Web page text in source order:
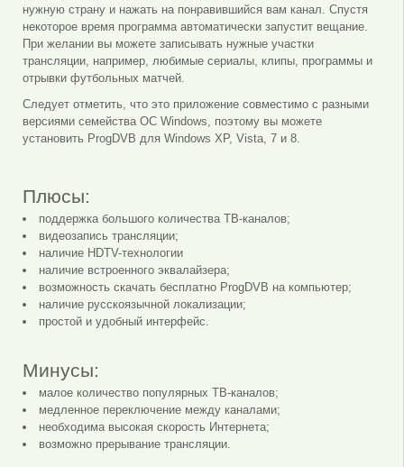
нужную страну и нажать на понравившийся вам канал. Спустя
некоторое время программа автоматически запустит вещание.
При желании вы можете записывать нужные участки
трансляции, например, любимые сериалы, клипы, программы и
отрывки футбольных матчей.
Следует отметить, что это приложение совместимо с разными
версиями семейства ОС Windows, поэтому вы можете
установить ProgDVB для Windows XP, Vista, 7 и 8.
Плюсы:
поддержка большого количества ТВ-каналов;
видеозапись трансляции;
наличие HDTV-технологии
наличие встроенного эквалайзера;
возможность скачать бесплатно ProgDVB на компьютер;
наличие русскоязычной локализации;
простой и удобный интерфейс.
Минусы:
малое количество популярных ТВ-каналов;
медленное переключение между каналами;
необходима высокая скорость Интернета;
возможно прерывание трансляции.